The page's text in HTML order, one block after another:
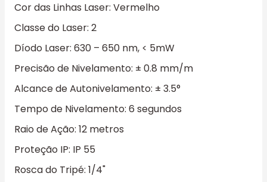
Cor das Linhas Laser: Vermelho
Classe do Laser: 2
Díodo Laser: 630 – 650 nm, < 5mW
Precisão de Nivelamento: ± 0.8 mm/m
Alcance de Autonivelamento: ± 3.5°
Tempo de Nivelamento: 6 segundos
Raio de Ação: 12 metros
Proteção IP: IP 55
Rosca do Tripé: 1/4"